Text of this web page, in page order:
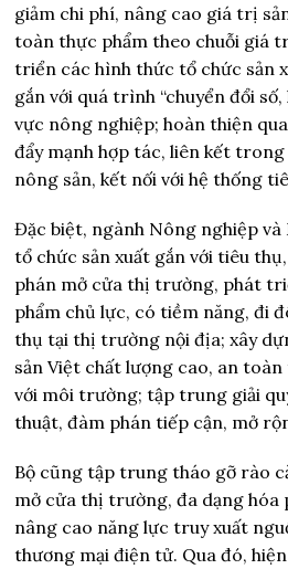
giảm chi phí, nâng cao giá trị
toàn thực phẩm theo chuỗi giá
triển các hình thức tổ chức sản
gắn với quá trình “chuyển đổi
vực nông nghiệp; hoàn thiện
đẩy mạnh hợp tác, liên kết
nông sản, kết nối với hệ thống
Đặc biệt, ngành Nông nghiệp
tổ chức sản xuất gắn với tiêu
phán mở cửa thị trường, phát
phẩm chủ lực, có tiềm năng, đi
thụ tại thị trường nội địa; xây
sản Việt chất lượng cao, an
với môi trường; tập trung giải
thuật, đàm phán tiếp cận, mở
Bộ cũng tập trung tháo gỡ rào
mở cửa thị trường, đa dạng hóa
nâng cao năng lực truy xuất
thương mại điện tử. Qua đó,